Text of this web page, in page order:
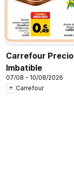
Carrefour Precio
Imbatible
07/08 - 10/08/2026
Carrefour